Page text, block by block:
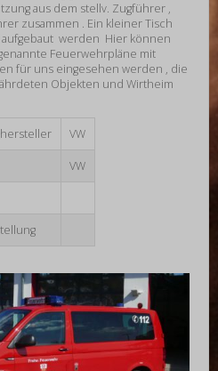
aus dem stellv. Zugführer ,
zusammen . Ein kleiner Tisch
werden Hier können
Feuerwehrpläne mit
für uns eingesehen werden , die
Objekten und Wirtheim
VW
VW